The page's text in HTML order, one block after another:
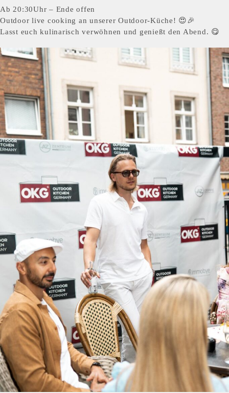
Ab 20:30Uhr – Ende offen
Outdoor live cooking an unserer Outdoor-Küche! 😍🎉
Lasst euch kulinarisch verwöhnen und genießt den Abend. 😋